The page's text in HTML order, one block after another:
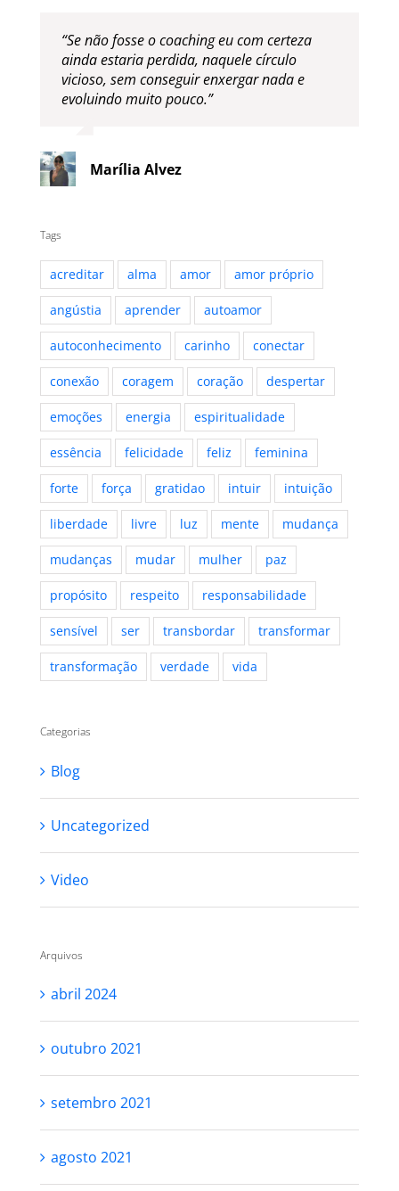
“Se não fosse o coaching eu com certeza
ainda estaria perdida, naquele círculo
vicioso, sem conseguir enxergar nada e
evoluindo muito pouco.”
Marília Alvez
Tags
acreditar alma amor amor próprio
angústia aprender autoamor
autoconhecimento carinho conectar
conexão coragem coração despertar
emoções energia espiritualidade
essência felicidade feliz feminina
forte força gratidao intuir intuição
liberdade livre luz mente mudança
mudanças mudar mulher paz
propósito respeito responsabilidade
sensível ser transbordar transformar
transformação verdade vida
Categorias
Blog
Uncategorized
Video
Arquivos
abril 2024
outubro 2021
setembro 2021
agosto 2021